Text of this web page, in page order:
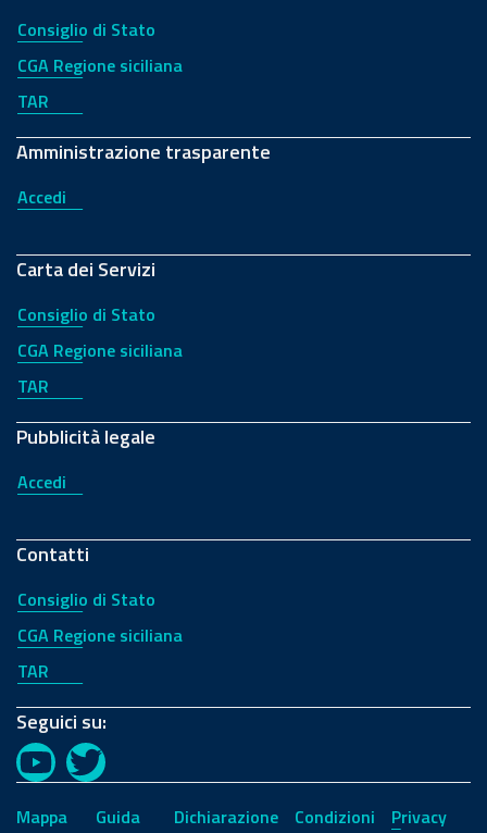
Consiglio di Stato
CGA Regione siciliana
TAR
Amministrazione trasparente
Accedi
Carta dei Servizi
Consiglio di Stato
CGA Regione siciliana
TAR
Pubblicità legale
Accedi
Contatti
Consiglio di Stato
CGA Regione siciliana
TAR
Seguici su:
YouTubeTwitter
Mappa
Guida
Dichiarazione
Condizioni
Privacy